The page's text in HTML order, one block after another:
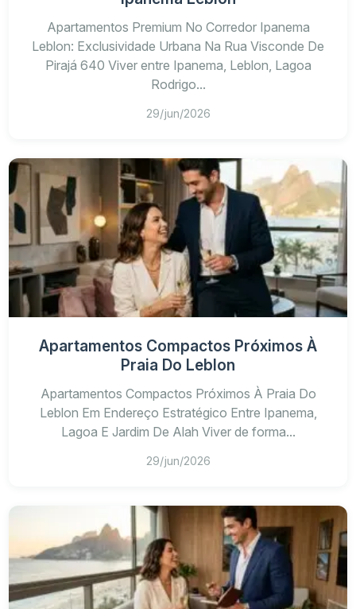
Apartamentos Premium No Corredor Ipanema
Leblon: Exclusividade Urbana Na Rua Visconde De
Pirajá 640 Viver entre Ipanema, Leblon, Lagoa
Rodrigo...
29/jun/2026
Apartamentos Compactos Próximos À
Praia Do Leblon
Apartamentos Compactos Próximos À Praia Do
Leblon Em Endereço Estratégico Entre Ipanema,
Lagoa E Jardim De Alah Viver de forma...
29/jun/2026